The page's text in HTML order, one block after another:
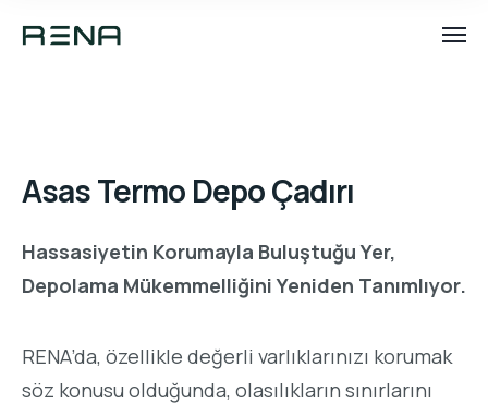
Asas Termo Depo Çadırı
Hassasiyetin Korumayla Buluştuğu Yer,
Depolama Mükemmelliğini Yeniden Tanımlıyor.
RENA’da, özellikle değerli varlıklarınızı korumak
söz konusu olduğunda, olasılıkların sınırlarını